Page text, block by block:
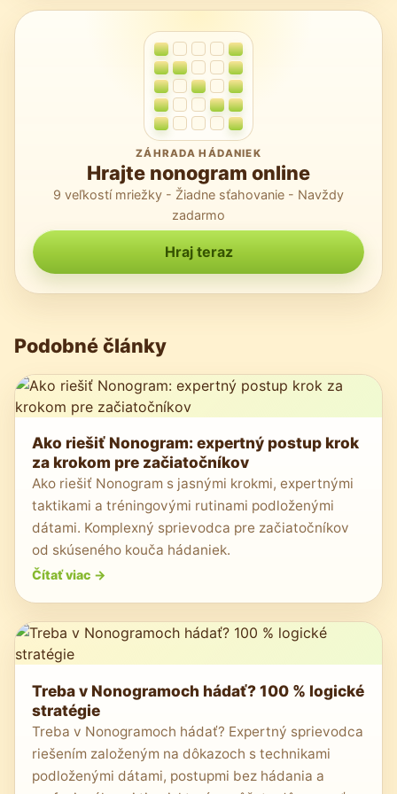
ZÁHRADA HÁDANIEK
Hrajte nonogram online
9 veľkostí mriežky - Žiadne sťahovanie - Navždy
zadarmo
Hraj teraz
Podobné články
Ako riešiť Nonogram: expertný postup krok
za krokom pre začiatočníkov
Ako riešiť Nonogram s jasnými krokmi, expertnými
taktikami a tréningovými rutinami podloženými
dátami. Komplexný sprievodca pre začiatočníkov
od skúseného kouča hádaniek.
Čítať viac ->
Treba v Nonogramoch hádať? 100 % logické
stratégie
Treba v Nonogramoch hádať? Expertný sprievodca
riešením založeným na dôkazoch s technikami
podloženými dátami, postupmi bez hádania a